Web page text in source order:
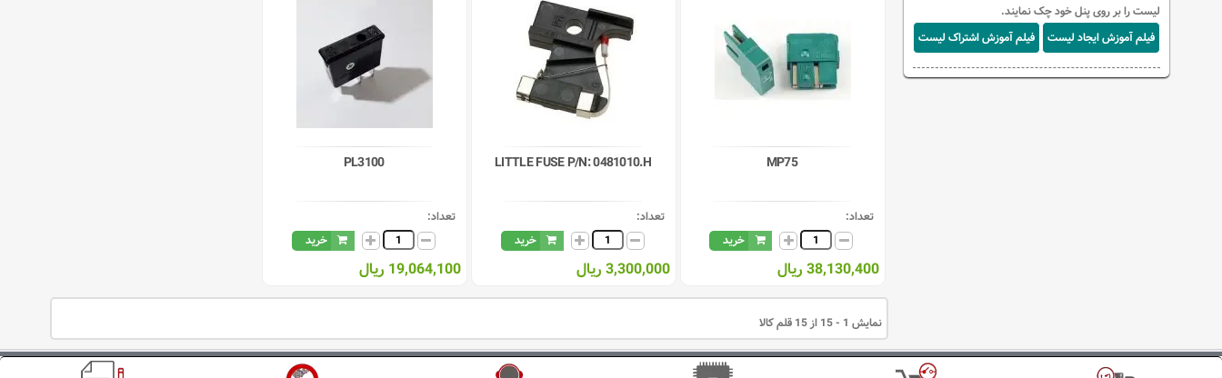
MP75
تعداد:
خرید
38,130,400 ریال
LITTLE FUSE P/N: 0481010.H
تعداد:
خرید
3,300,000 ریال
PL3100
تعداد:
خرید
19,064,100 ریال
نمایش 1 - 15 از 15 قلم کالا
لیست را بر روی پنل خود چک نمایند.
فیلم آموزش ایجاد لیست
فیلم آموزش اشتراک لیست